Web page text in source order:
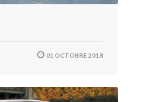
01 OCTOBRE 2018